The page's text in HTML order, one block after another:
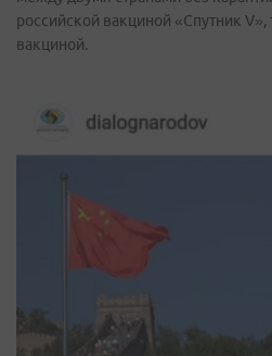
российской вакциной «Спутник
вакциной.